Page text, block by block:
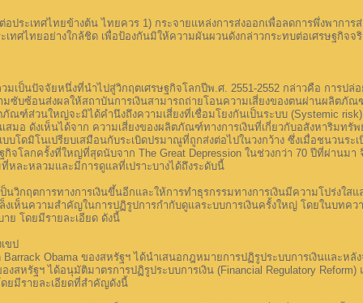
อประเทศไทยข้างต้น ไทยควร 1) กระจายแหล่งการส่งออกเพื่อลดการพึ่งพากา
เทศไทยอย่างใกล้ชิด เพื่อป้องกันมิให้ความผันผวนดังกล่าวกระทบต่อเศรษฐกิจ
มเป็นปัจจัยหนึ่งที่นำไปสู่วิกฤตเศรษฐกิจโลกปีพ.ศ. 2551-2552 กล่าวคือ การป
ซับซ้อนส่งผลให้สถาบันการเงินสามารถถ่ายโอนความเสี่ยงของตนผ่านผลิตภั
ณฑ์ส่วนใหญ่จะมิได้คำนึงถึงความเสี่ยงที่เชื่อมโยงกันเป็นระบบ (Systemic
สมอ ดังเห็นได้จาก ความเสี่ยงของผลิตภัณฑ์ทางการเงินที่เกี่ยวกับอสังหาริมท
โดมิโนเปรียบเสมือนกับระเบิดปรมาณูที่ถูกส่งต่อไปในวงกว้าง ซึ่งเมื่อชนวนระ
กิจโลกครั้งที่ใหญ่ที่สุดนับจาก The Great Depression ในช่วงกว่า 70 ปีที่ผ่าน
หละหลวมและมีการดูแลที่เปราะบางได้ถึงระดับนี้
นวิกฤตการทางการเงินขึ้นอีกและให้การทำธุรกรรมทางการเงินมีความโปร่งใ
งเห็นความสำคัญในการปฏิรูปการกำกับดูแลระบบการเงินครั้งใหญ่ โดยในบทค
ย โดยมีรายละเอียด ดังนี้
ขป
Obama ของสหรัฐฯ ได้นำเสนอกฎหมายการปฏิรูประบบการเงินและห
งสหรัฐฯ ได้อนุมัติมาตรการปฏิรูประบบการเงิน (Financial Regulatory
ดยมีรายละเอียดที่สำคัญดังนี้